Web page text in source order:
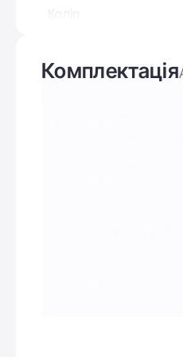
Надтонкі іони
Колір
Операційна система
Комплектація